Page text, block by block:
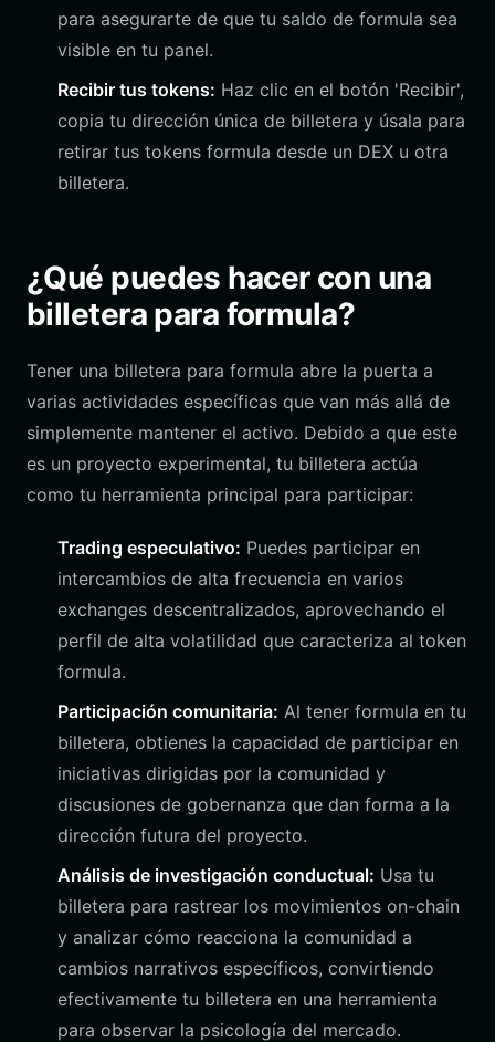
para asegurarte de que tu saldo de formula sea
visible en tu panel.
Recibir tus tokens: Haz clic en el botón 'Recibir',
copia tu dirección única de billetera y úsala para
retirar tus tokens formula desde un DEX u otra
billetera.
¿Qué puedes hacer con una
billetera para formula?
Tener una billetera para formula abre la puerta a
varias actividades específicas que van más allá de
simplemente mantener el activo. Debido a que este
es un proyecto experimental, tu billetera actúa
como tu herramienta principal para participar:
Trading especulativo: Puedes participar en
intercambios de alta frecuencia en varios
exchanges descentralizados, aprovechando el
perfil de alta volatilidad que caracteriza al token
formula.
Participación comunitaria: Al tener formula en tu
billetera, obtienes la capacidad de participar en
iniciativas dirigidas por la comunidad y
discusiones de gobernanza que dan forma a la
dirección futura del proyecto.
Análisis de investigación conductual: Usa tu
billetera para rastrear los movimientos on-chain
y analizar cómo reacciona la comunidad a
cambios narrativos específicos, convirtiendo
efectivamente tu billetera en una herramienta
para observar la psicología del mercado.